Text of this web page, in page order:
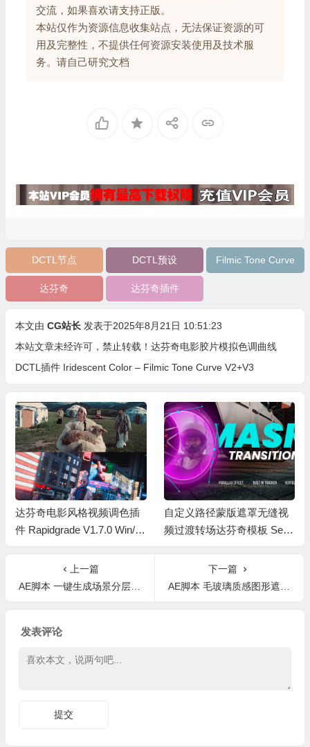
交流，如果喜欢请支持正版。
本站仅作为资源信息收集站点，无法保证资源的可
用及完整性，不提供任何资源安装使用及技术服
务。请自己研究文档
DCTL节点 DCTL预设 Filmic Tone Curve
达芬奇 达芬奇插件
本文由 CG站长 发表于2025年8月21日 10:51:23
本站文章未经许可，禁止转载！ 达芬奇电影胶片模拟色调曲线
DCTL插件 Iridescent Color – Filmic Tone Curve V2+V3
达芬奇电影风格视频调色插
件 Rapidgrade V1.7.0 Win/M
自定义路径蒙版遮罩无缝视
频过渡转场达芬奇模板 Sea
上一篇
AE脚本 一键生成场景分层三维视差MG动画 Parallaxer v3.0+使用教程
下一篇
AE脚本 毛玻璃质感图形遮罩动画 Liquid Glass V1.1 + 使用教程
发表评论